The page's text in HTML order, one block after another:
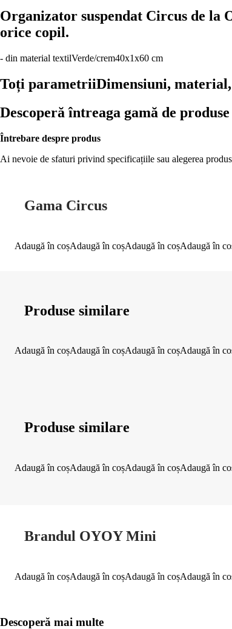
Organizator suspendat Circus de la
orice copil.
- din material textilVerde/crem40x1x60 cm
Toți parametriiDimensiuni,
Descoperă întreaga gamă de
Întrebare despre produs
Ai nevoie de sfaturi privind specificațiile sau alegerea
Gama Circus
Adaugă în coșAdaugă în coșAdaugă în coșAdaugă în
Produse similare
Adaugă în coșAdaugă în coșAdaugă în coșAdaugă în
Produse similare
Adaugă în coșAdaugă în coșAdaugă în coșAdaugă în
Brandul OYOY Mini
Adaugă în coșAdaugă în coșAdaugă în coșAdaugă în
Descoperă mai multe